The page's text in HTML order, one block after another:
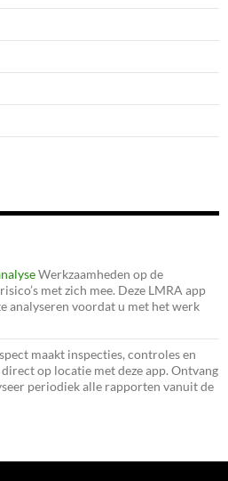
Werkzaamheden op de
met zich mee. Deze LMRA app
analyseren voordat u met het werk
maakt inspecties, controles en
op locatie met deze app. Ontvang
periodiek alle rapporten vanuit de